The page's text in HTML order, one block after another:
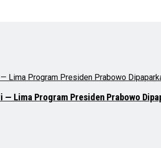
— Lima Program Presiden Prabowo